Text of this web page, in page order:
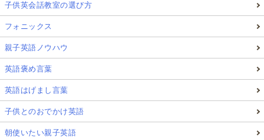
子供英会話教室の選び方
フォニックス
親子英語ノウハウ
英語褒め言葉
英語はげまし言葉
子供とのおでかけ英語
朝使いたい親子英語